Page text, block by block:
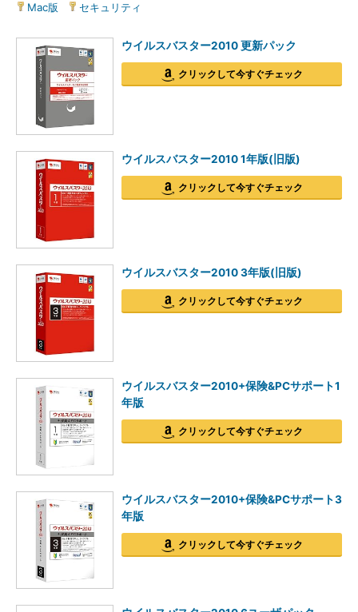
Mac版
セキュリティ
ウイルスバスター2010 更新パック
クリックして今すぐチェック
ウイルスバスター2010 1年版(旧版)
クリックして今すぐチェック
ウイルスバスター2010 3年版(旧版)
クリックして今すぐチェック
ウイルスバスター2010+保険&PCサポート1
年版
クリックして今すぐチェック
ウイルスバスター2010+保険&PCサポート3
年版
クリックして今すぐチェック